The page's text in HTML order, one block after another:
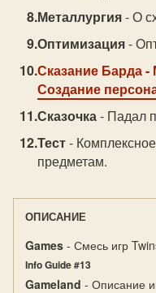
Металлургия- О
Оптимизация-
Сказание Барда-
Создание
Сказочка- Падал
Тест-
предметам.
ОПИСАНИЕ
Games - Смесь игр
Info Guide #13
Gameland - Описание